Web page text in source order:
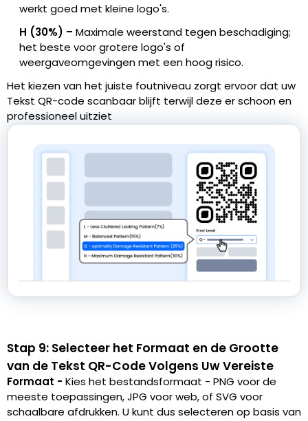
werkt goed met kleine logo's.
H (30%) – Maximale weerstand tegen beschadiging;
het beste voor grotere logo's of
weergaveomgevingen met een hoog risico.
Het kiezen van het juiste foutniveau zorgt ervoor dat uw
Tekst QR-code scanbaar blijft terwijl deze er schoon en
professioneel uitziet
Stap 9: Selecteer het Formaat en de Grootte
van de Tekst QR-Code Volgens Uw Vereiste
Formaat - Kies het bestandsformaat - PNG voor de
meeste toepassingen, JPG voor web, of SVG voor
schaalbare afdrukken. U kunt dus selecteren op basis van